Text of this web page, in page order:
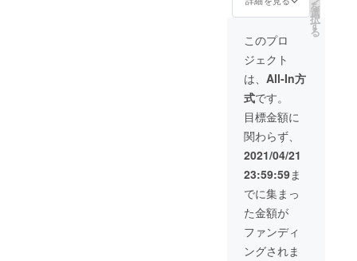
会の開
につい
ては、
ロケッ
ト打ち
上げ時
期が確
定次第
ご案内
いたし
ます。
※限定映
像公開
映像に
つい
て：打
上げ時
の非公
開映像
ツ ・愛
の寄せ
書き
に、想
いや願
いを書
こう ・
メモリ
アルプ
レート
に名前
を刻も
う ・限
定映像
公開 ・
TENGA
ロケッ
トプロ
ジェク
ベー
セッ
ト） ・
TENGA
ロケッ
トレプ
リカ ・
愛と自
由の寄
せ書き
に、想
いや願
いを書
こう ・
メモリ
アルプ
レート
に名前
を刻も
を
選
択
す
る
このプロ
ジェクト
は、 All-In方
式です。
目標金額に
関わらず、
2021/04/21
23:59:59ま
でに集まっ
た金額が
ファンディ
ングされま